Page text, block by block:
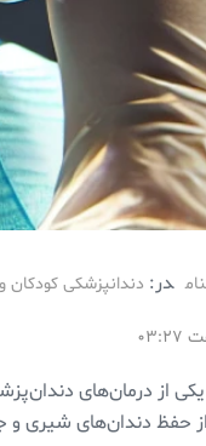
در: دندانپزشکی کودکان
از درمان‌های
دندان‌های شیری و